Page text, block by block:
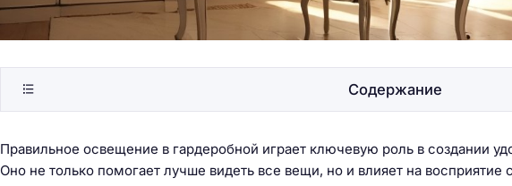
Правильное освещение в гардеробной играет ключевую роль в создании
Оно не только помогает лучше видеть все вещи, но и влияет на
Содержание